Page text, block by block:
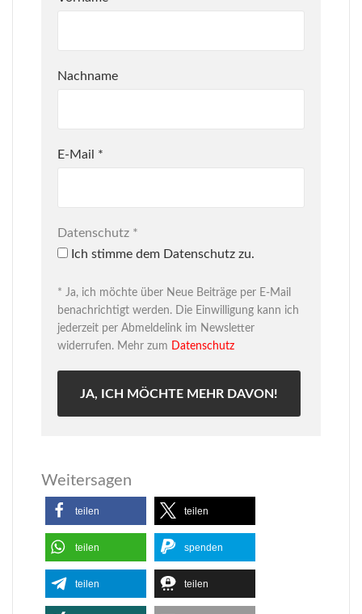
Nachname
E-Mail *
Datenschutz *
Ich stimme dem Datenschutz zu.
* Ja, ich möchte über Neue Beiträge per E-Mail
benachrichtigt werden. Die Einwilligung kann ich
jederzeit per Abmeldelink im Newsletter
widerrufen. Mehr zum Datenschutz
Weitersagen
teilen teilen
teilen spenden
teilen teilen